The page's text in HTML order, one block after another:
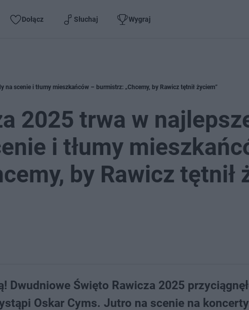
Dołącz Słuchaj Wygraj
na scenie i tłumy mieszkańców – burmistrz: „Chcemy, by Rawicz tętnił życiem”
2025 trwa w
i tłumy
by Rawicz tętnił
Dwudniowe Święto Rawicza 2025
Oskar Cyms. Jutro na scenie na